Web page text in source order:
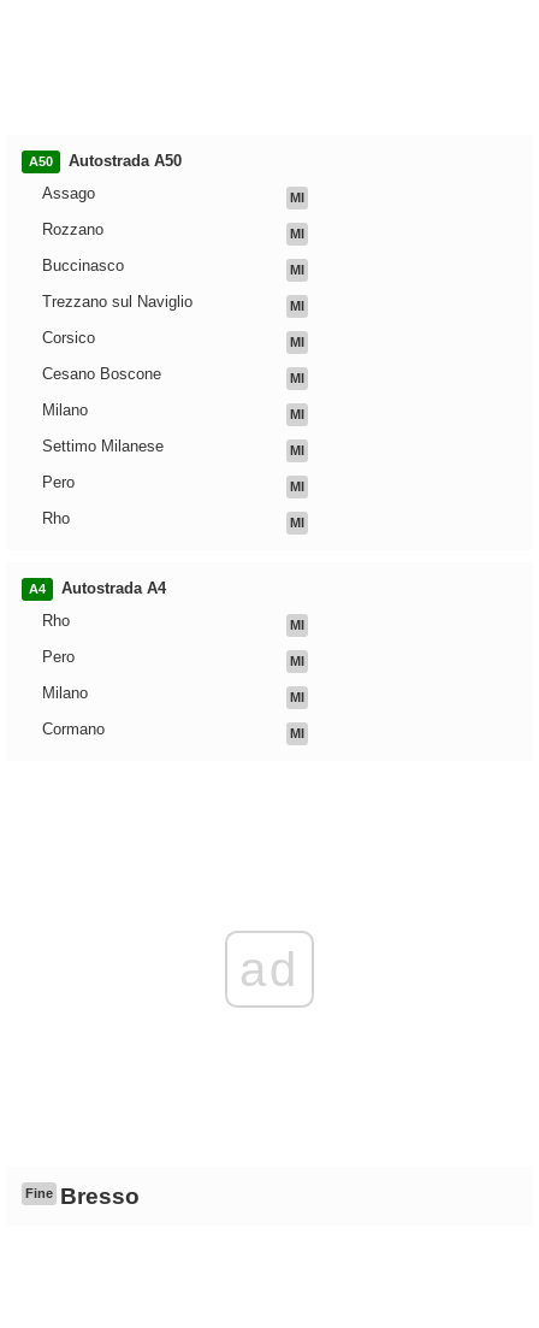
A50
Autostrada A50
Assago
MI
Rozzano MI
Buccinasco MI
Trezzano sul Naviglio MI
Corsico MI
Cesano Boscone MI
Milano MI
Settimo Milanese MI
Pero MI
Rho MI
A4
Autostrada A4
Rho
MI
Pero MI
Milano MI
Cormano MI
ad
Fine Bresso